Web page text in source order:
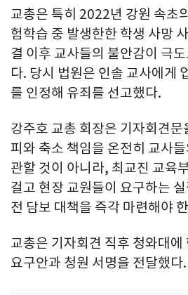
교총은 특히 2022년 강원 속초
험학습 중 발생한한 학생 사망
결 이후 교사들의 불안감이 극
다. 당시 법원은 인솔 교사에게
를 인정해 유죄를 선고했다.
강주호 교총 회장은 기자회견문
피와 축소 책임을 온전히 교사
관할 것이 아니라, 최교진 교육
걸고 현장 교원들이 요구하는
전 담보 대책을 즉각 마련해야
교총은 기자회견 직후 청와대에
요구안과 청원 서명을 전달했다.